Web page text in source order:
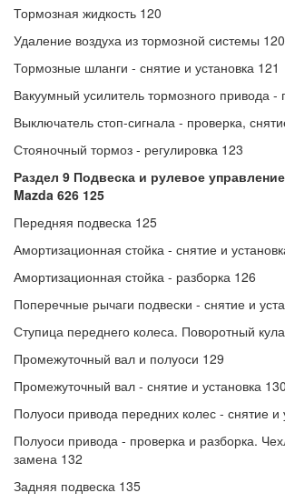
Тормозная жидкость 120
Удаление воздуха из тормозной системы 120
Тормозные шланги - снятие и установка 121
Вакуумный усилитель тормозного привода -
Выключатель стоп-сигнала - проверка,
Стояночный тормоз - регулировка 123
Раздел 9 Подвеска и рулевое
Mazda 626 125
Передняя подвеска 125
Амортизационная стойка - снятие и
Амортизационная стойка - разборка 126
Поперечные рычаги подвески - снятие и
Ступица переднего колеса. Поворотный
Промежуточный вал и полуоси 129
Промежуточный вал - снятие и установка 130
Полуоси привода передних колес - снятие и
Полуоси привода - проверка и разборка.
замена 132
Задняя подвеска 135